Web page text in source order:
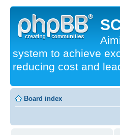
system to achieve
reducing cost and
Board index